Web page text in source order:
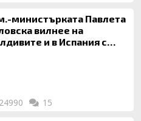
министърката Павлета
вилнее на
и в Испания с
24990 15